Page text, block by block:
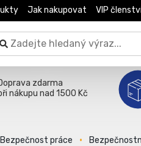
Jak nakupovat VIP
zdarma
nákupu nad 1500 Kč
Bezpečnost práce